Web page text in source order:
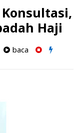
Haji
baca